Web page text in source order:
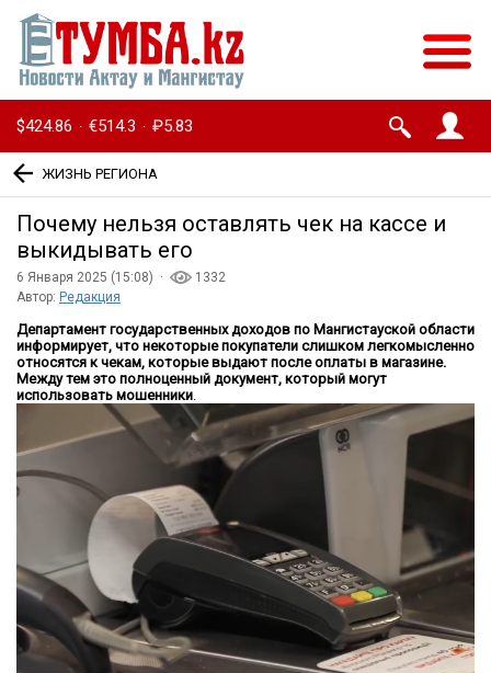
$424.86 · €514.3 · ₽5.83
ЖИЗНЬ РЕГИОНА
Почему нельзя оставлять чек на кассе и
выкидывать его
6 Января 2025 (15:08) ·
1332
Автор: Редакция
Департамент государственных доходов по Мангистауской области
информирует, что некоторые покупатели слишком легкомысленно
относятся к чекам, которые выдают после оплаты в магазине.
Между тем это полноценный документ, который могут
использовать мошенники.